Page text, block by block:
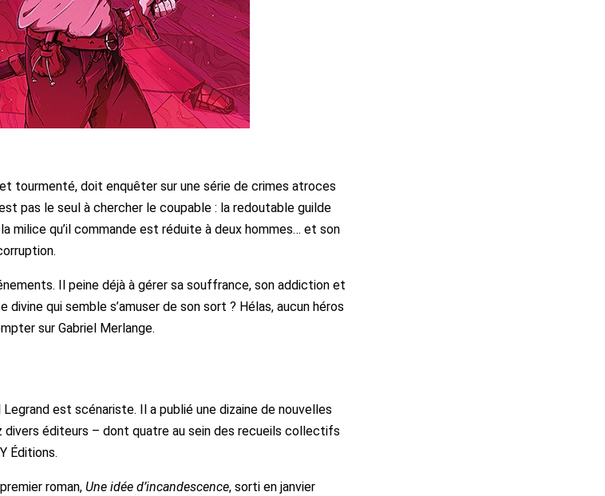
tourmenté, doit enquêter sur une série de crimes atroces
pas le seul à chercher le coupable : la redoutable guilde
milice qu’il commande est réduite à deux hommes… et son
Il peine déjà à gérer sa souffrance, son addiction et
qui semble s’amuser de son sort ? Hélas, aucun héros
sur Gabriel Merlange.
Legrand est scénariste. Il a publié une dizaine de nouvelles
divers éditeurs – dont quatre au sein des recueils collectifs
Éditions.
roman,Une idée d’incandescence, sorti en janvier